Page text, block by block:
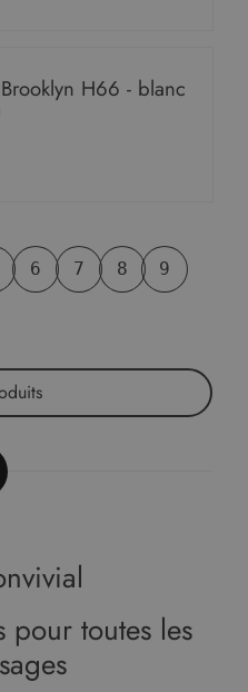
H66 - blanc
6 7 8 9
pour toutes les